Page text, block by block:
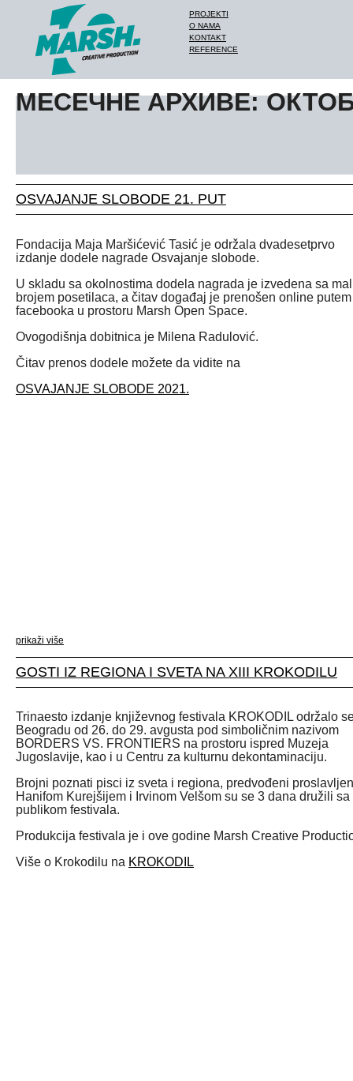
PROJEKTI
O NAMA
KONTAKT
REFERENCE
МЕСЕЧНЕ АРХИВЕ:
OSVAJANJE SLOBODE 21. PUT
Fondacija Maja Maršićević Tasić je održala dvadesetprvo
izdanje dodele nagrade Osvajanje slobode.
U skladu sa okolnostima dodela nagrada je izvedena sa
brojem posetilaca, a čitav događaj je prenošen online putem
facebooka u prostoru Marsh Open Space.
Ovogodišnja dobitnica je Milena Radulović.
Čitav prenos dodele možete da vidite na
OSVAJANJE SLOBODE 2021.
prikaži više
GOSTI IZ REGIONA I SVETA NA XIII KROKODILU
Trinaesto izdanje književnog festivala KROKODIL održalo
Beogradu od 26. do 29. avgusta pod simboličnim nazivom
BORDERS VS. FRONTIERS na prostoru ispred Muzeja
Jugoslavije, kao i u Centru za kulturnu dekontaminaciju.
Brojni poznati pisci iz sveta i regiona, predvođeni
Hanifom Kurejšijem i Irvinom Velšom su se 3 dana družili sa
publikom festivala.
Produkcija festivala je i ove godine Marsh Creative
Više o Krokodilu na KROKODIL